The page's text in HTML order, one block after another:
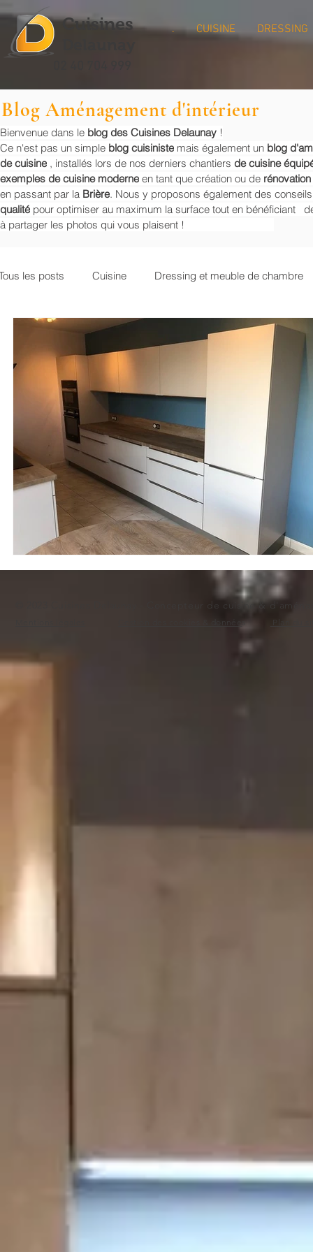
. CUISINE DRESSING
Cuisines
Blog Aménagement d'intérieur
Bienvenue dans le blog des Cuisines Delaunay !
Ce n'est pas un simple blog cuisiniste mais également un blog
de cuisine , installés lors de nos derniers chantiers de cuisine
exemples de cuisine moderne en tant que création ou de
en passant par la Brière. Nous y proposons également des
qualité pour optimiser au maximum la surface tout en bénéficiant
à partager les photos qui vous plaisent !
les posts Cuisine Dressing et meuble de chambre
Meuble bibliothèque Crédence de
© 2023 Cuisines Delaunay - Concepteur de cuisine &
Gestion des cookies & donnée s